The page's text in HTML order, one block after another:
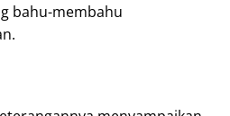
bahu-membahu